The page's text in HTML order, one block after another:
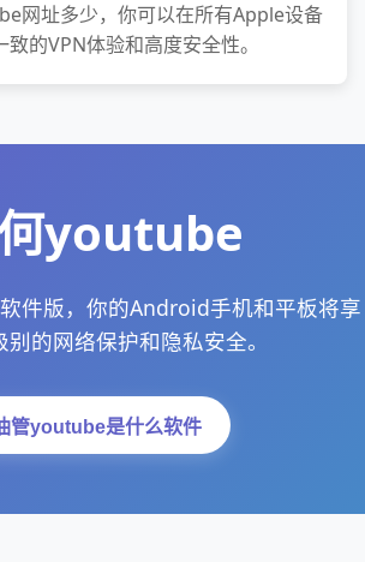
网址多少，你可以在所有Apple设备
致的VPN体验和高度安全性。
youtube
件版，你的Android手机和平板将享
别的网络保护和隐私安全。
管youtube是什么软件